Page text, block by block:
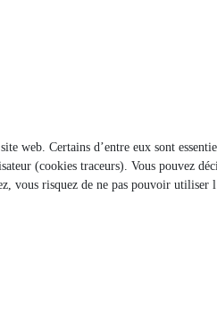
web. Certains d’entre eux sont
(cookies traceurs). Vous pouvez
vous risquez de ne pas pouvoir utiliser